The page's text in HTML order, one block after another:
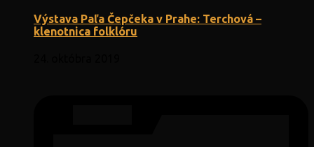
Výstava Paľa Čepčeka v Prahe: Terchová –
klenotnica folklóru